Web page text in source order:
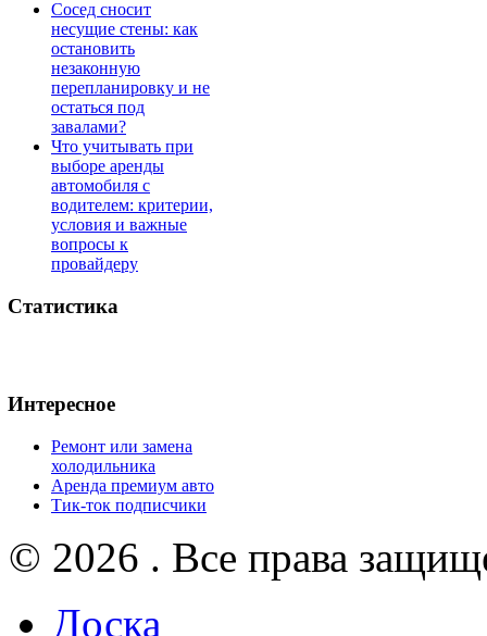
Сосед сносит
несущие стены: как
остановить
незаконную
перепланировку и не
остаться под
завалами?
Что учитывать при
выборе аренды
автомобиля с
водителем: критерии,
условия и важные
вопросы к
провайдеру
Статистика
Интересное
Ремонт или замена
холодильника
Аренда премиум авто
Тик-ток подписчики
© 2026 . Все права
Доска